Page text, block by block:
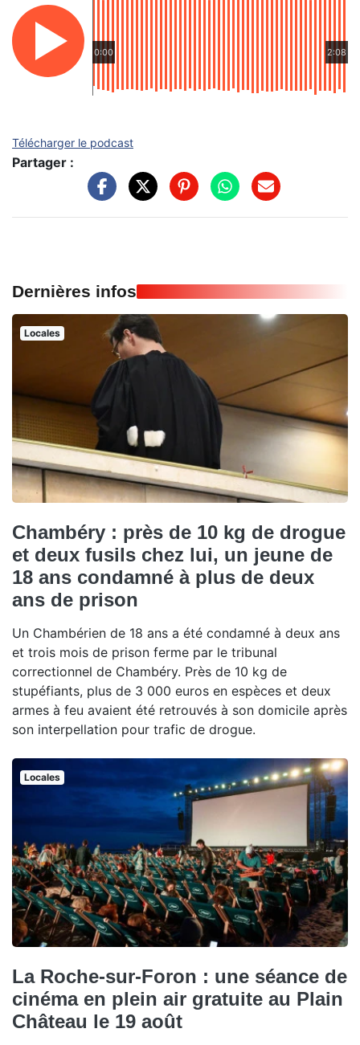
0:00 2:08
Télécharger le podcast
Partager :
Dernières infos
Locales
Chambéry : près de 10 kg de drogue
et deux fusils chez lui, un jeune de
18 ans condamné à plus de deux
ans de prison
Un Chambérien de 18 ans a été condamné à deux ans
et trois mois de prison ferme par le tribunal
correctionnel de Chambéry. Près de 10 kg de
stupéfiants, plus de 3 000 euros en espèces et deux
armes à feu avaient été retrouvés à son domicile après
son interpellation pour trafic de drogue.
Locales
La Roche-sur-Foron : une séance de
cinéma en plein air gratuite au Plain
Château le 19 août